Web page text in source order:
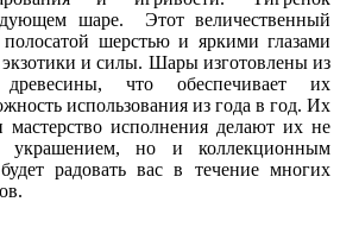
шаре. Этот величественный
шерстью и яркими глазами
экзотики и силы. Шары изготовлены из
древесины, что обеспечивает их
использования из года в год. Их
исполнения делают их не
украшением, но и коллекционным
радовать вас в течение многих